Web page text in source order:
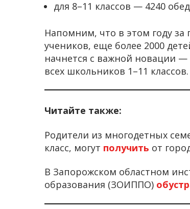
для 8–11 классов — 4240
Напомним, что в этом году за
учеников, еще более 2000
начнется с важной новации —
всех школьников 1–11 классов.
Читайте также:
Родители из многодетных
класс, могут получить от
В Запорожском областном
образования (ЗОИППО)